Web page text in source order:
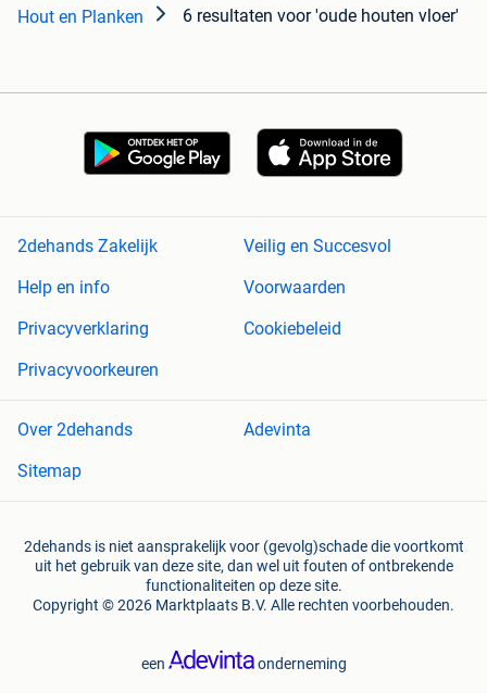
Hout en Planken 6 resultaten voor 'oude houten vloer'
2dehands Zakelijk
Veilig en Succesvol
Help en info
Voorwaarden
Privacyverklaring
Cookiebeleid
Privacyvoorkeuren
Over 2dehands
Adevinta
Sitemap
2dehands is niet aansprakelijk voor (gevolg)schade die voortkomt
uit het gebruik van deze site, dan wel uit fouten of ontbrekende
functionaliteiten op deze site.
Copyright © 2026 Marktplaats B.V. Alle rechten voorbehouden.
een onderneming